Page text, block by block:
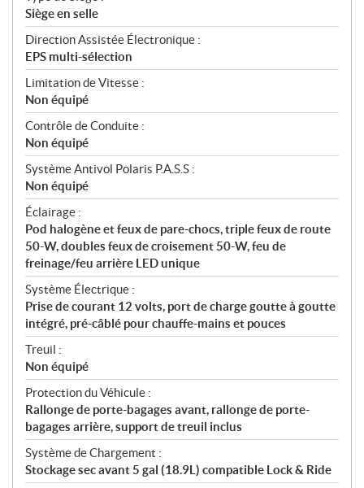
Siège en selle
Direction Assistée Électronique :
EPS multi-sélection
Limitation de Vitesse :
Non équipé
Contrôle de Conduite :
Non équipé
Système Antivol Polaris P.A.S.S :
Non équipé
Éclairage :
Pod halogène et feux de pare-chocs, triple feux de route
50-W, doubles feux de croisement 50-W, feu de
freinage/feu arrière LED unique
Système Électrique :
Prise de courant 12 volts, port de charge goutte à goutte
intégré, pré-câblé pour chauffe-mains et pouces
Treuil :
Non équipé
Protection du Véhicule :
Rallonge de porte-bagages avant, rallonge de porte-
bagages arrière, support de treuil inclus
Système de Chargement :
Stockage sec avant 5 gal (18.9L) compatible Lock & Ride